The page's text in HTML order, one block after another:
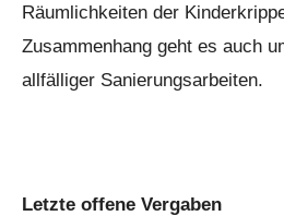
Räumlichkeiten der
Zusammenhang geht es auch
allfälliger Sanierungsarbeiten.
Letzte offene Vergaben